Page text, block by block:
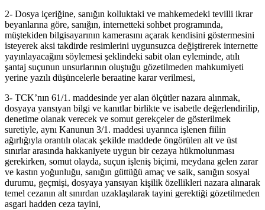
2- Dosya içeriğine, sanığın kolluktaki ve mahkemedeki tevilli ikrar
beyanlarına göre, sanığın, internetteki sohbet programında,
müştekiden bilgisayarının kamerasını açarak kendisini göstermesini
isteyerek aksi takdirde resimlerini uygunsuzca değiştirerek internette
yayınlayacağını söylemesi şeklindeki sabit olan eyleminde, atılı
şantaj suçunun unsurlarının oluştuğu gözetilmeden mahkumiyeti
yerine yazılı düşüncelerle beraatine karar verilmesi,
3- TCK’nın 61/1. maddesinde yer alan ölçütler nazara alınmak,
dosyaya yansıyan bilgi ve kanıtlar birlikte ve isabetle değerlendirilip,
denetime olanak verecek ve somut gerekçeler de gösterilmek
suretiyle, aynı Kanunun 3/1. maddesi uyarınca işlenen fiilin
ağırlığıyla orantılı olacak şekilde maddede öngörülen alt ve üst
sınırlar arasında hakkaniyete uygun bir cezaya hükmolunması
gerekirken, somut olayda, suçun işleniş biçimi, meydana gelen zarar
ve kastın yoğunluğu, sanığın güttüğü amaç ve saik, sanığın sosyal
durumu, geçmişi, dosyaya yansıyan kişilik özellikleri nazara alınarak
temel cezanın alt sınırdan uzaklaşılarak tayini gerektiği gözetilmeden
asgari hadden ceza tayini,